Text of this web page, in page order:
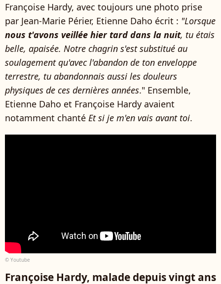
Françoise Hardy, avec toujours une photo prise
par Jean-Marie Périer, Etienne Daho écrit : "Lorsque
nous t'avons veillée hier tard dans la nuit, tu étais
belle, apaisée. Notre chagrin s'est substitué au
soulagement qu'avec l'abandon de ton enveloppe
terrestre, tu abandonnais aussi les douleurs
physiques de ces dernières années." Ensemble,
Etienne Daho et Françoise Hardy avaient
notamment chanté Et si je m'en vais avant toi.
© Youtube
Françoise Hardy, malade depuis vingt ans